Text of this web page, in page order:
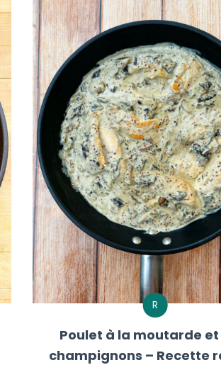
R
Poulet à la moutarde
champignons – Recette